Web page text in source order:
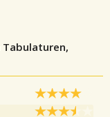
Tabulaturen,